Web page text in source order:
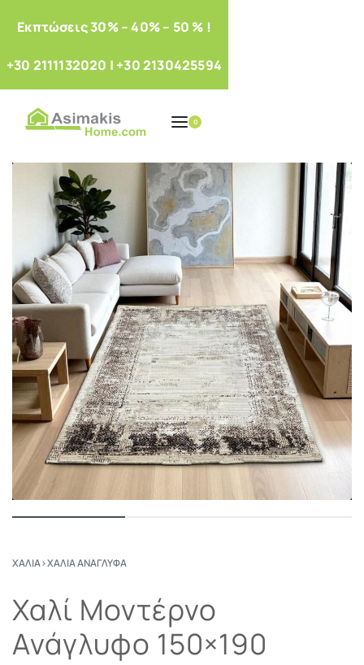
Eκπτώσεις 30% – 40% – 50 % !
+30 2111132020 | +30 2130425594
0
ΧΑΛΙΆ›ΧΑΛΙΆ ΑΝΆΓΛΥΦΑ
Χαλί Μοντέρνο
Ανάγλυφο 150×190